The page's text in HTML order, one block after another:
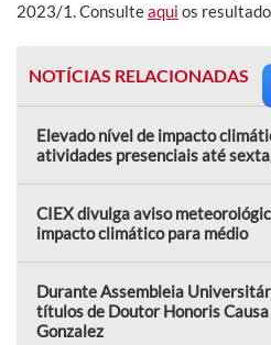
2023/1. Consulteaqui os
NOTÍCIAS RELACIONADAS
Elevado nível de impacto
atividades presenciais até
CIEX divulga aviso
impacto climático para médio
Durante Assembleia
títulos de Doutor Honoris
Gonzalez